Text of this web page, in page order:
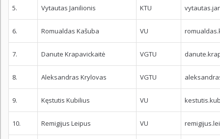
5. Vytautas Janilionis KTU
6. Romualdas Kašuba VU
7. Danute Krapavickaitė VGTU
8. Aleksandras Krylovas VGTU
9. Kęstutis Kubilius VU
10. Remigijus Leipus VU